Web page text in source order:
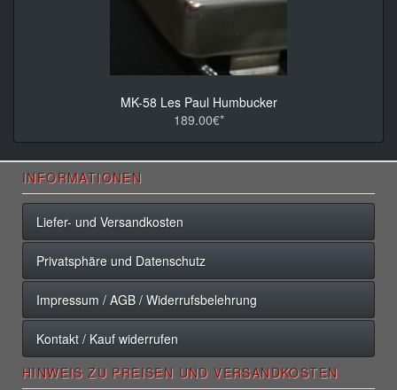
MK-58 Les Paul Humbucker
189.00€*
INFORMATIONEN
Liefer- und Versandkosten
Privatsphäre und Datenschutz
Impressum / AGB / Widerrufsbelehrung
Kontakt / Kauf widerrufen
HINWEIS ZU PREISEN UND VERSANDKOSTEN